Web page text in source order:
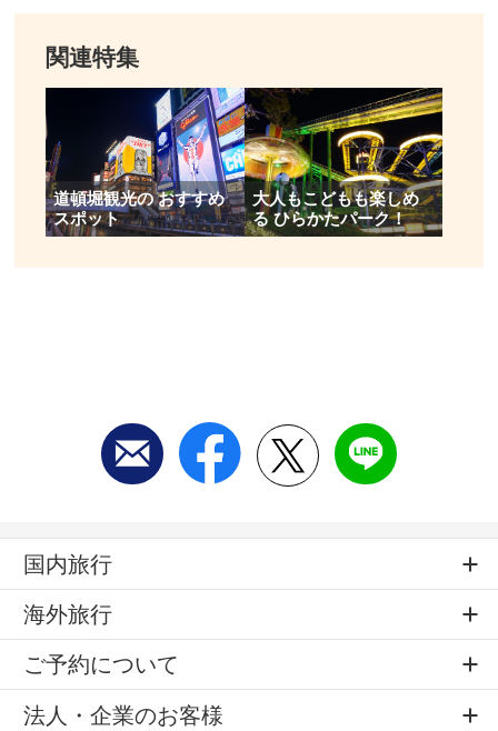
関連特集
道頓堀観光の おすすめ
スポット
大人もこどもも楽しめ
る ひらかたパーク！
国内旅行
海外旅行
ご予約について
法人・企業のお客様